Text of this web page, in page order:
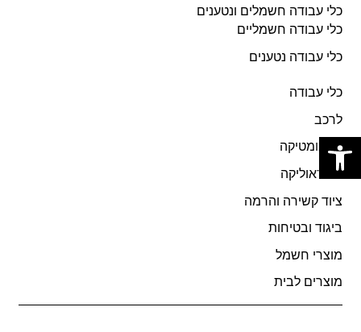
כלי עבודה חשמלים ונטענים
כלי עבודה חשמליים
כלי עבודה נטענים
כלי עבודה
לרכב
פניאומטיקה
הידראוליקה
ציוד קשירה והרמה
ביגוד ובטיחות
מוצרי חשמל
מוצרים לבית
פתח סרגל נגישות